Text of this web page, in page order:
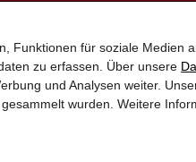
Funktionen für soziale
zu erfassen. Über unsere
und Analysen weiter.
wurden. Weitere
Home
Aktionen
Service & Tipps – Alles rund
ums Rad
Rad-Tourismus
Partner
Links
Sitemap